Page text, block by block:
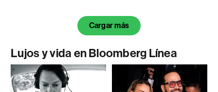
Cargar más
Lujos y vida en Bloomberg Línea